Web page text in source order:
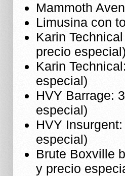
Mammoth
Limusina con
Karin
precio
Karin
especial)
HVY Barrage:
especial)
HVY
especial)
Brute Boxville
y precio